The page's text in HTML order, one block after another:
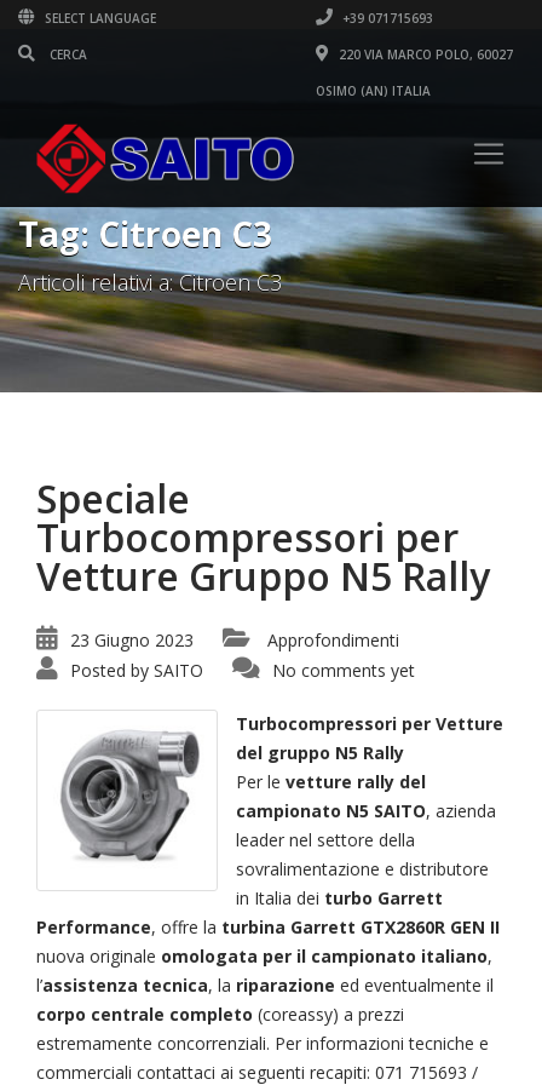
SELECT LANGUAGE +39 071715693
220 VIA MARCO POLO, 60027
OSIMO (AN) ITALIA
Tag: Citroen C3
Articoli relativi a: Citroen C3
Speciale
Turbocompressori per
Vetture Gruppo N5 Rally
23 Giugno 2023
Approfondimenti
Posted by SAITO No comments yet
Turbocompressori per Vetture
del gruppo N5 Rally
Per le vetture rally del
campionato N5 SAITO, azienda
leader nel settore della
sovralimentazione e distributore
in Italia dei turbo Garrett
Performance, offre la turbina Garrett GTX2860R GEN II
nuova originale omologata per il campionato italiano,
l’assistenza tecnica, la riparazione ed eventualmente il
corpo centrale completo (coreassy) a prezzi
estremamente concorrenziali. Per informazioni tecniche e
commerciali contattaci ai seguenti recapiti: 071 715693 /